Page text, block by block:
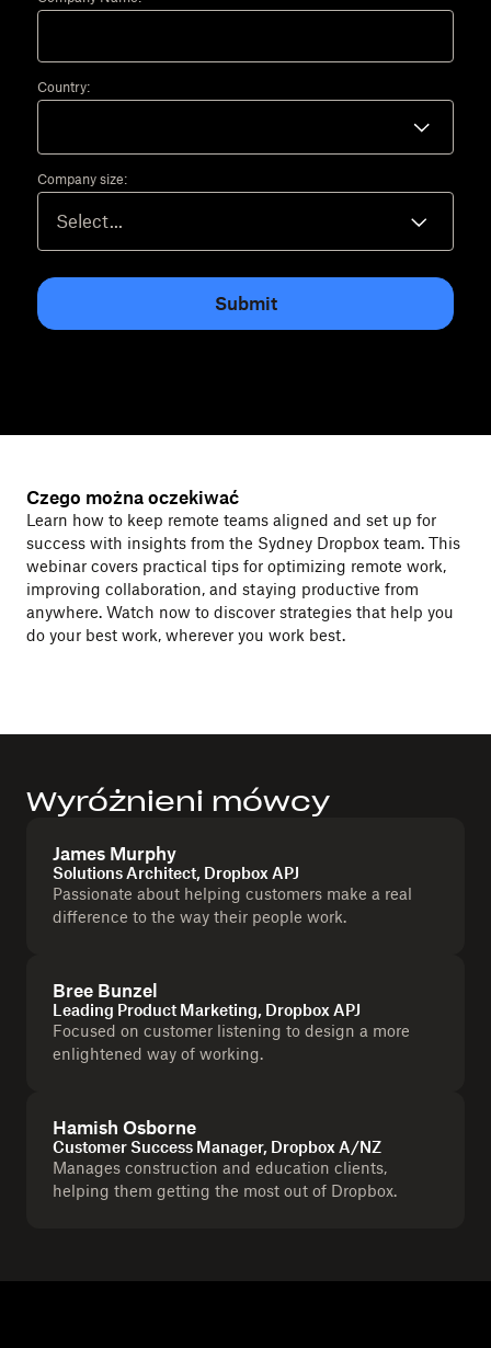
Country:
Company size:
Submit
Czego można oczekiwać
Learn how to keep remote teams aligned and set up for
success with insights from the Sydney Dropbox team. This
webinar covers practical tips for optimizing remote work,
improving collaboration, and staying productive from
anywhere. Watch now to discover strategies that help you
do your best work, wherever you work best.
Wyróżnieni mówcy
James Murphy
Solutions Architect, Dropbox APJ
Passionate about helping customers make a real
difference to the way their people work.
Bree Bunzel
Leading Product Marketing, Dropbox APJ
Focused on customer listening to design a more
enlightened way of working.
Hamish Osborne
Customer Success Manager, Dropbox A/NZ
Manages construction and education clients,
helping them getting the most out of Dropbox.